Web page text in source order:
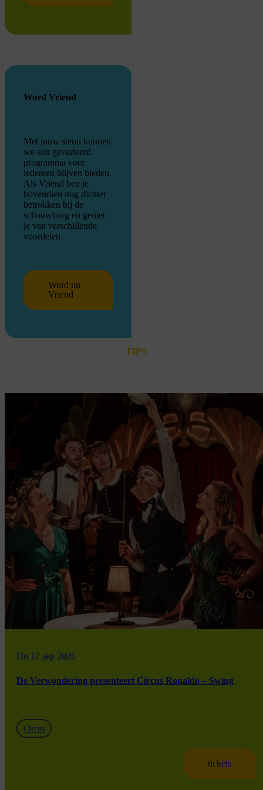
Word Vriend
Met jouw steun kunnen
we een gevarieerd
programma voor
iedereen blijven bieden.
Als Vriend ben je
bovendien nog dichter
betrokken bij de
schouwburg en geniet
je van verschillende
voordelen.
Word nu
Vriend
TIPS
Do 17 sep 2026
De Verwondering presenteert Circus Ronaldo – Swing
Circus
tickets